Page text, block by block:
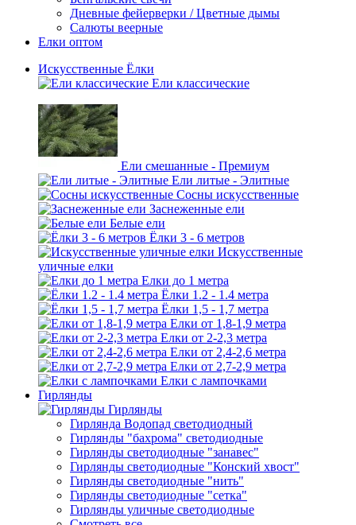
Дневные фейерверки / Цветные дымы
Салюты веерные
Елки оптом
Искусственные Ёлки
Ели классические
Ели смешанные - Премиум
Ели литые - Элитные
Сосны искусственные
Заснеженные ели
Белые ели
Ёлки 3 - 6 метров
Искусственные
уличные елки
Елки до 1 метра
Ёлки 1.2 - 1.4 метра
Ёлки 1,5 - 1,7 метра
Елки от 1,8-1,9 метра
Елки от 2-2,3 метра
Елки от 2,4-2,6 метра
Елки от 2,7-2,9 метра
Елки с лампочками
Гирлянды
Гирлянды
Гирлянда Водопад светодиодный
Гирлянды "бахрома" светодиодные
Гирлянды светодиодные "занавес"
Гирлянды светодиодные "Конский хвост"
Гирлянды светодиодные "нить"
Гирлянды светодиодные "сетка"
Гирлянды уличные светодиодные